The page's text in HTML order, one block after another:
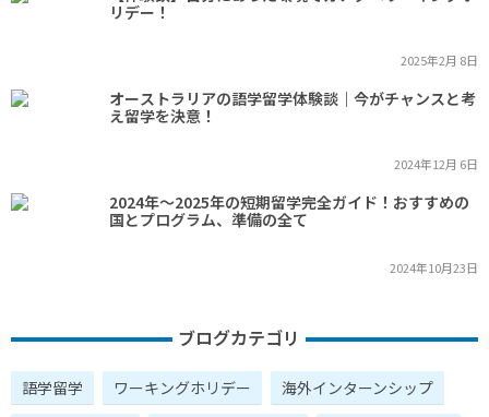
リデー！
2025年2月 8日
オーストラリアの語学留学体験談｜今がチャンスと考
え留学を決意！
2024年12月 6日
2024年～2025年の短期留学完全ガイド！おすすめの
国とプログラム、準備の全て
2024年10月23日
ブログカテゴリ
語学留学 ワーキングホリデー
海外インターンシップ